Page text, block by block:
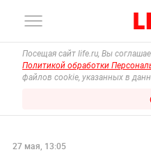
Посещая сайт life.ru, Вы
Политикой обработки
файлов cookie, указанных в
27 мая, 13:05